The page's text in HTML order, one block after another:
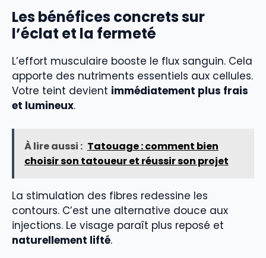
Les bénéfices concrets sur
l’éclat et la fermeté
L’effort musculaire booste le flux sanguin. Cela
apporte des nutriments essentiels aux cellules.
Votre teint devient immédiatement plus frais
et lumineux.
À lire aussi : Tatouage : comment bien
choisir son tatoueur et réussir son projet
La stimulation des fibres redessine les
contours. C’est une alternative douce aux
injections. Le visage paraît plus reposé et
naturellement lifté.